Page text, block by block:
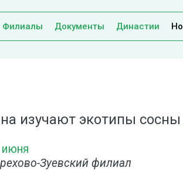
Филиалы Документы Династии
изучают экотипы сосны
Зуевский филиал